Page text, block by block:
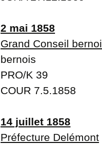
2 mai 1858
Grand Conseil
bernois
PRO/K 39
COUR 7.5.1858
14 juillet 1858
Préfecture Delémont